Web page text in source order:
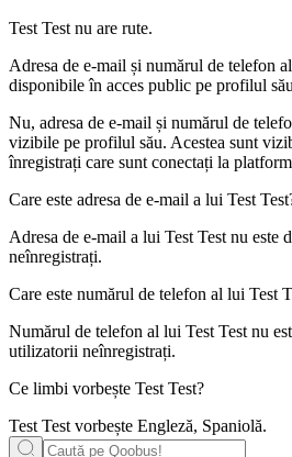
Test Test nu are rute.
Adresa de e-mail și numărul de telefon
disponibile în acces public pe profilul
Nu, adresa de e-mail și numărul de
vizibile pe profilul său. Acestea sunt
înregistrați care sunt conectați la
Care este adresa de e-mail a lui Test Test
Adresa de e-mail a lui Test Test nu
neînregistrați.
Care este numărul de telefon al lui Test
Numărul de telefon al lui Test Test nu
utilizatorii neînregistrați.
Ce limbi vorbește Test Test?
Test Test vorbește Engleză, Spaniolă.